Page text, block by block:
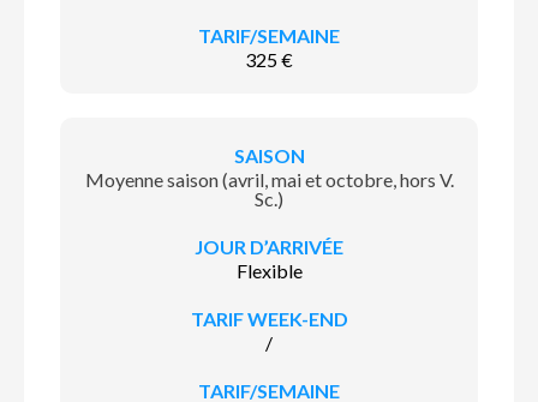
325 €
Moyenne saison (avril, mai et octobre, hors V.
Sc.)
Flexible
/